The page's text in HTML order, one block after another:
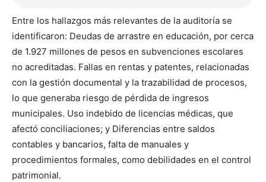
Entre los hallazgos más relevantes de la auditoría se
identificaron: Deudas de arrastre en educación, por cerca
de 1.927 millones de pesos en subvenciones escolares
no acreditadas. Fallas en rentas y patentes, relacionadas
con la gestión documental y la trazabilidad de procesos,
lo que generaba riesgo de pérdida de ingresos
municipales. Uso indebido de licencias médicas, que
afectó conciliaciones; y Diferencias entre saldos
contables y bancarios, falta de manuales y
procedimientos formales, como debilidades en el control
patrimonial.